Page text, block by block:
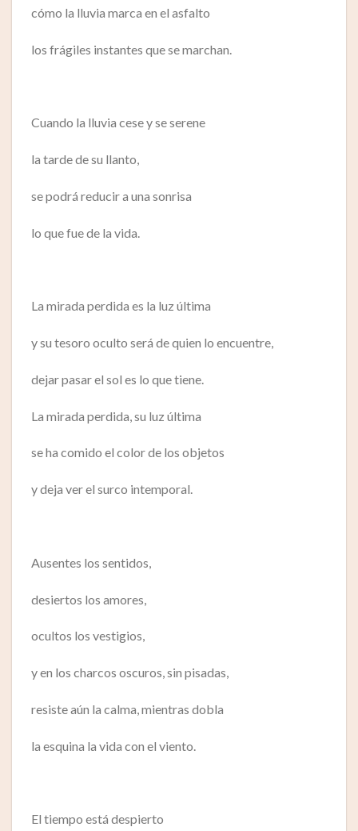
cómo la lluvia marca en el asfalto
los frágiles instantes que se marchan.
Cuando la lluvia cese y se serene
la tarde de su llanto,
se podrá reducir a una sonrisa
lo que fue de la vida.
La mirada perdida es la luz última
y su tesoro oculto será de quien lo encuentre,
dejar pasar el sol es lo que tiene.
La mirada perdida, su luz última
se ha comido el color de los objetos
y deja ver el surco intemporal.
Ausentes los sentidos,
desiertos los amores,
ocultos los vestigios,
y en los charcos oscuros, sin pisadas,
resiste aún la calma, mientras dobla
la esquina la vida con el viento.
El tiempo está despierto